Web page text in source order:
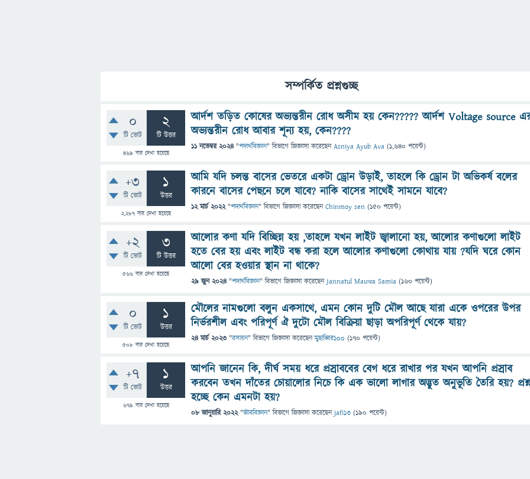
সম্পর্কিত প্রশ্নগুচ্ছ
0
টি ভোট
2
টি উত্তর
469 বার দেখা হয়েছে
আর্দশ তড়িত কোষের অভ্যন্তরীন রোধ অসীম হয় কেন????? আর্দশ Voltage source
অভ্যন্তরীন রোধ আবার শূন্য হয়, কেন????
11 নভেম্বর 2024 "পদার্থবিজ্ঞান" বিভাগে জিজ্ঞাসাকরেছেনAsniya Ayub Ava (1,640 পয়েন্ট)
+3
টি ভোট
1
উত্তর
2,287বার দেখা হয়েছে
আমি যদি চলন্ত বাসের ভেতরে একটা ড্রোন উড়াই, তাহলে কি ড্রোন টা অভিকর্ষ বলের
কারনে বাসের পেছনে চলে যাবে? নাকি বাসের সাথেই সামনে যাবে?
12 মার্চ 2022 "পদার্থবিজ্ঞান" বিভাগে জিজ্ঞাসাকরেছেনChinmoy sen (150 পয়েন্ট)
+2
টি ভোট
3
টি উত্তর
566 বার দেখা হয়েছে
আলোর কণা যদি বিচ্ছিন্ন হয় ,তাহলে যখন লাইট জ্বালানো হয়, আলোর কণাগুলো লাইট
হতে বের হয় এবং লাইট বন্ধ করা হলে আলোর কণাগুলো কোথায় যায় ?যদি ঘরে কোন
আলো বের হওয়ার স্থান‌ না‌ থাকে?
29 জুন 2024 "পদার্থবিজ্ঞান" বিভাগে জিজ্ঞাসাকরেছেনJannatul Mauwa Samia (160 পয়েন্ট)
0
টি ভোট
1
উত্তর
508 বার দেখা হয়েছে
মৌলের নামগুলো বলুন একসাথে, এমন কোন দুটি মৌল আছে যারা একে ওপরের উপর
নির্ভরশীল এবং পরিপূর্ণ ঐ দুটো মৌল বিক্রিয়া ছাড়া অপরিপূর্ণ থেকে যায়?
24 মার্চ 2023 "রসায়ন" বিভাগে জিজ্ঞাসাকরেছেনমুছাব্বির১০০ (170 পয়েন্ট)
+7
টি ভোট
1
উত্তর
679 বার দেখা হয়েছে
আপনি জানেন কি, দীর্ঘ সময় ধরে প্রস্রাববের বেগ ধরে রাখার পর যখন আপনি প্রস্রাব
করবেন তখন দাঁতের চোয়ালোর নিচে কি এক ভালো লাগার অদ্ভুত অনুভূতি তৈরি হয়?
হচ্ছে কেন এমনটা হয়?
08 জানুয়ারি 2022 "জীববিজ্ঞান" বিভাগে জিজ্ঞাসাকরেছেনjafi13 (190 পয়েন্ট)